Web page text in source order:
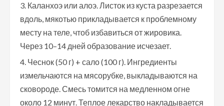
Каланхоэ или алоэ. Листок из куста разрезается
вдоль, мякотью прикладывается к проблемному
месту на теле, чтоб избавиться от жировика.
Через 10–14 дней образование исчезает.
Чеснок (50 г) + сало (100 г). Ингредиенты
измельчаются на мясорубке, выкладываются на
сковороде. Смесь томится на медленном огне
около 12 минут. Теплое лекарство накладывается